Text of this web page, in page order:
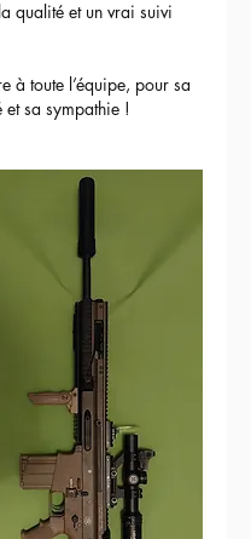
qualité et un vrai suivi
à toute l’équipe, pour sa
sa sympathie !